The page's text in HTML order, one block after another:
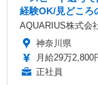
経験OK/見どころ
AQUARIUS株式会
神奈川県
月給29万2,800
正社員